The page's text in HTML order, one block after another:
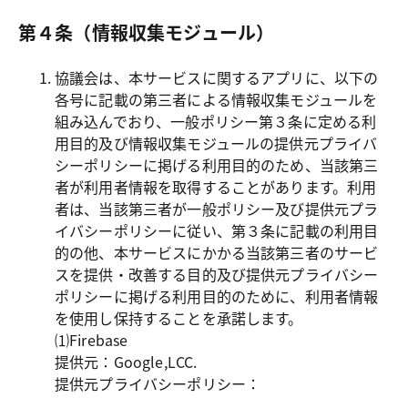
第４条（情報収集モジュール）
協議会は、本サービスに関するアプリに、以下の
各号に記載の第三者による情報収集モジュールを
組み込んでおり、一般ポリシー第３条に定める利
用目的及び情報収集モジュールの提供元プライバ
シーポリシーに掲げる利用目的のため、当該第三
者が利用者情報を取得することがあります。利用
者は、当該第三者が一般ポリシー及び提供元プラ
イバシーポリシーに従い、第３条に記載の利用目
的の他、本サービスにかかる当該第三者のサービ
スを提供・改善する目的及び提供元プライバシー
ポリシーに掲げる利用目的のために、利用者情報
を使用し保持することを承諾します。
⑴Firebase
提供元：Google,LCC.
提供元プライバシーポリシー：